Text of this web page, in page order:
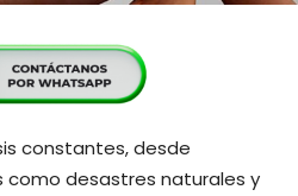
constantes, desde
desastres naturales y